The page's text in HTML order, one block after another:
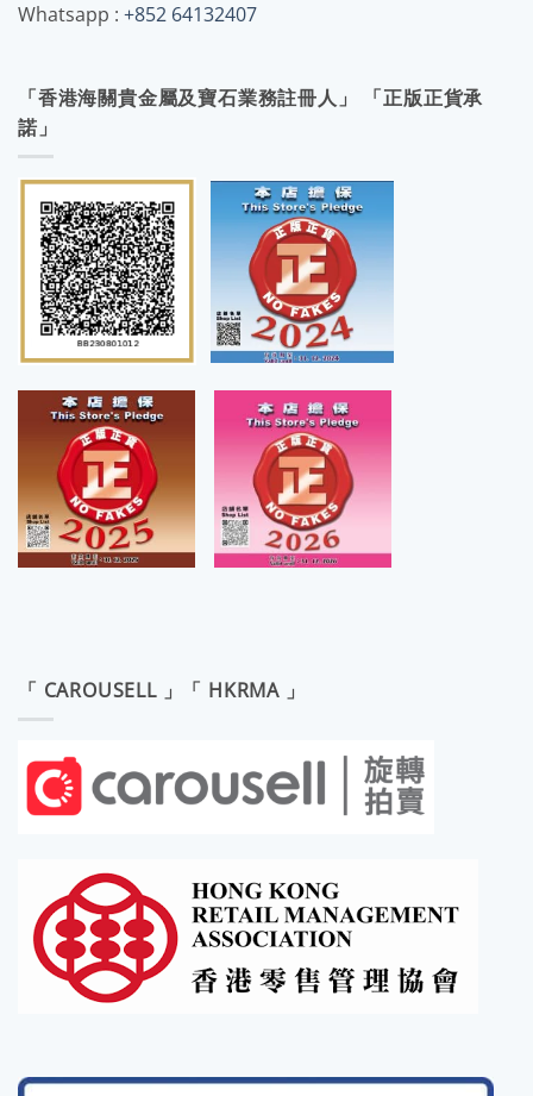
Whatsapp : +852 64132407
「香港海關貴金屬及寶石業務註冊人」 「正版正貨承
諾」
「 CAROUSELL 」「 HKRMA 」